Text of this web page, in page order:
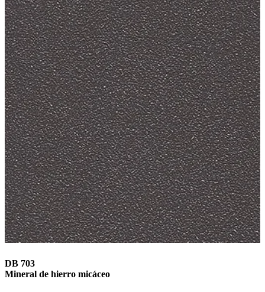
DB 703
Mineral de hierro micáceo